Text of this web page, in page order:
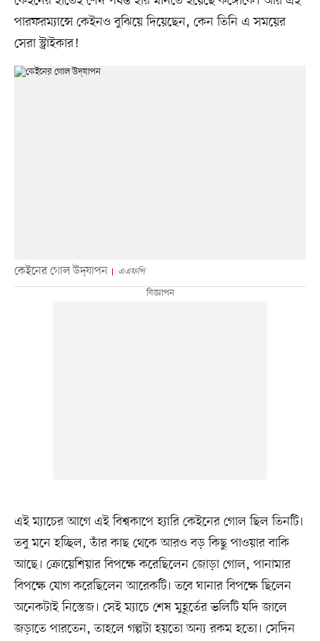
পারফরম্যান্সে কেইনও বুঝিয়ে দিয়েছেন, কেন তিনি এ সময়ের
সেরা স্ট্রাইকার!
কেইনের গোল উদ্‌যাপন এএফপি
এই ম্যাচের আগে এই বিশ্বকাপে হ্যারি কেইনের গোল ছিল তিনটি।
তবু মনে হচ্ছিল, তাঁর কাছ থেকে আরও বড় কিছু পাওয়ার বাকি
আছে। ক্রোয়েশিয়ার বিপক্ষে করেছিলেন জোড়া গোল, পানামার
বিপক্ষে যোগ করেছিলেন আরেকটি। তবে ঘানার বিপক্ষে ছিলেন
অনেকটাই নিস্তেজ। সেই ম্যাচে শেষ মুহূর্তের ভলিটি যদি জালে
জড়াতে পারতেন, তাহলে গল্পটা হয়তো অন্য রকম হতো। সেদিন